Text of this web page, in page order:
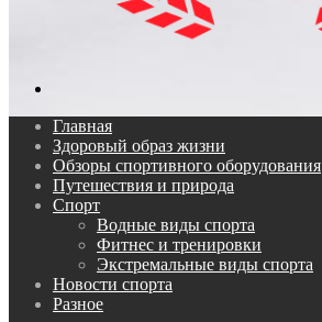
Главная
Здоровый образ жизни
Обзоры спортивного оборудования
Путешествия и природа
Спорт
Водные виды спорта
Фитнес и тренировки
Экстремальные виды спорта
Новости спорта
Разное